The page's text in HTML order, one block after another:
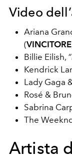
Video
Ariana
(VINCITORE
Billie Eilish,
Kendrick
Lady Gaga
Rosé &
Sabrina
The
Artista